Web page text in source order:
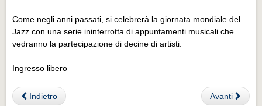
Come negli anni passati, si celebrerà la giornata mondiale del
Jazz con una serie ininterrotta di appuntamenti musicali che
vedranno la partecipazione di decine di artisti.
Ingresso libero
Indietro Avanti